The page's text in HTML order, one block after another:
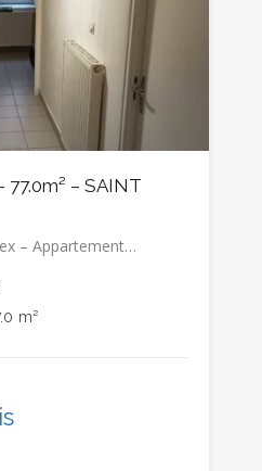
77.0m² – SAINT
– Appartement…
m²